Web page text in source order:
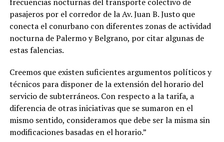
pasajeros por el corredor de la Av. Juan B. Justo que
conecta el conurbano con diferentes zonas de actividad
nocturna de Palermo y Belgrano, por citar algunas de
estas falencias.
Creemos que existen suficientes argumentos políticos y
técnicos para disponer de la extensión del horario del
servicio de subterráneos. Con respecto a la tarifa, a
diferencia de otras iniciativas que se sumaron en el
mismo sentido, consideramos que debe ser la misma sin
modificaciones basadas en el horario.”